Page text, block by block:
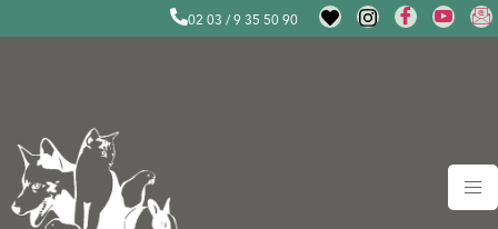
02 03 / 9 35 50 90